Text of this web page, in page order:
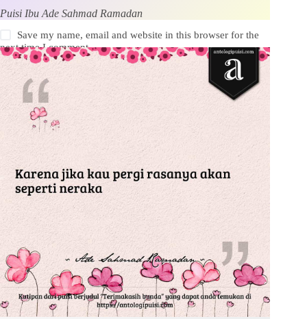
Save my name, email and website in this browser for the
next time I comment.
Puisi Ibu Ade Sahmad Ramadan